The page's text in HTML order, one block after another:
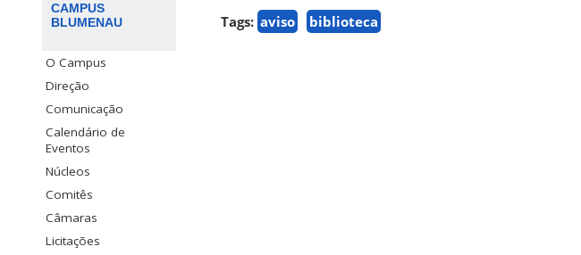
CAMPUS
BLUMENAU
O Campus
Direção
Comunicação
Calendário de
Eventos
Núcleos
Comitês
Câmaras
Licitações
Tags: aviso biblioteca